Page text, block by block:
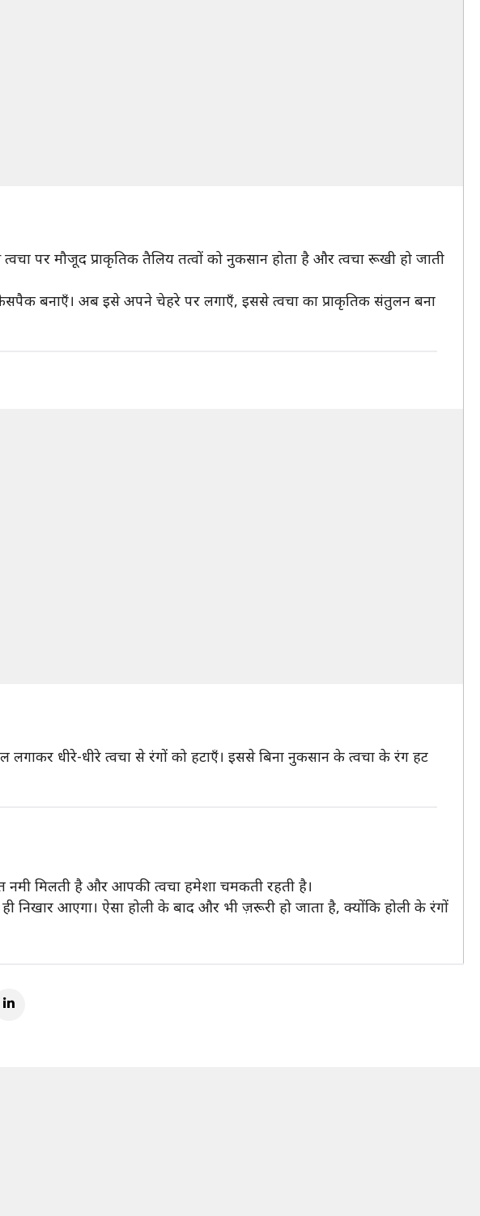
पर मौजूद प्राकृतिक तैलिय तत्वों को नुकसान होता है और त्वचा रूखी हो जाती
बनाएँ। अब इसे अपने चेहरे पर लगाएँ, इससे त्वचा का प्राकृतिक संतुलन बना
धीरे-धीरे त्वचा से रंगों को हटाएँ। इससे बिना नुकसान के त्वचा के रंग हट
नमी मिलती है और आपकी त्वचा हमेशा चमकती रहती है।
निखार आएगा। ऐसा होली के बाद और भी ज़रूरी हो जाता है, क्योंकि होली के रंगों